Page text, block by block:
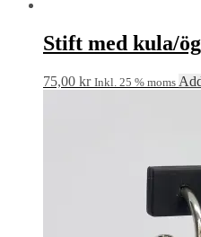
Stift med kula/
75,00 kr Inkl. 25 % moms